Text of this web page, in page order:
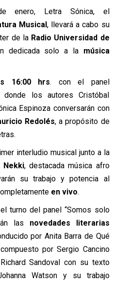
enero, Letra Sónica, el
Musical, llevará a cabo su
de la Radio Universidad de
dedicada solo a lamúsica
16:00 hrs. con el panel
donde los autores Cristóbal
Espinoza conversarán con
Redolés, a propósito de
interludio musical junto a la
Nekki, destacada música afro
su trabajo y potencia al
en vivo.
turno del panel “Somos solo
las novedades literarias
por Anita Barra de Qué
por Sergio Cancino
Sandoval con su texto
Watson y su trabajo